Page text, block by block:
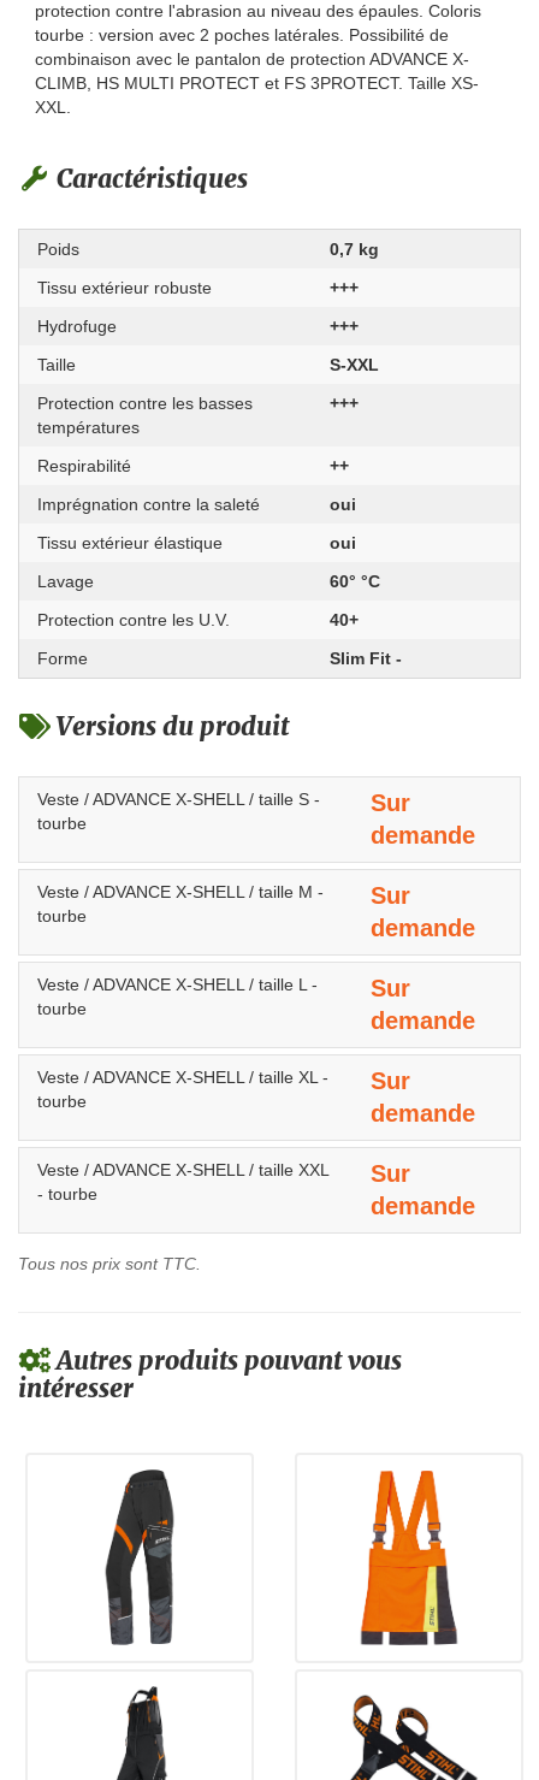
protection contre l'abrasion au niveau des épaules. Coloris
tourbe : version avec 2 poches latérales. Possibilité de
combinaison avec le pantalon de protection ADVANCE X-
CLIMB, HS MULTI PROTECT et FS 3PROTECT. Taille XS-
XXL.
Caractéristiques
Poids
0,7 kg
Tissu extérieur robuste
+++
Hydrofuge
+++
Taille
S-XXL
Protection contre les basses
températures
+++
Respirabilité
++
Imprégnation contre la saleté
oui
Tissu extérieur élastique
oui
Lavage
60° °C
Protection contre les U.V.
40+
Forme
Slim Fit -
Versions du produit
Veste / ADVANCE X-SHELL / taille S -
tourbe
Sur
demande
Veste / ADVANCE X-SHELL / taille M -
tourbe
Sur
demande
Veste / ADVANCE X-SHELL / taille L -
tourbe
Sur
demande
Veste / ADVANCE X-SHELL / taille XL -
tourbe
Sur
demande
Veste / ADVANCE X-SHELL / taille XXL
- tourbe
Sur
demande
Tous nos prix sont TTC.
Autres produits pouvant vous
intéresser